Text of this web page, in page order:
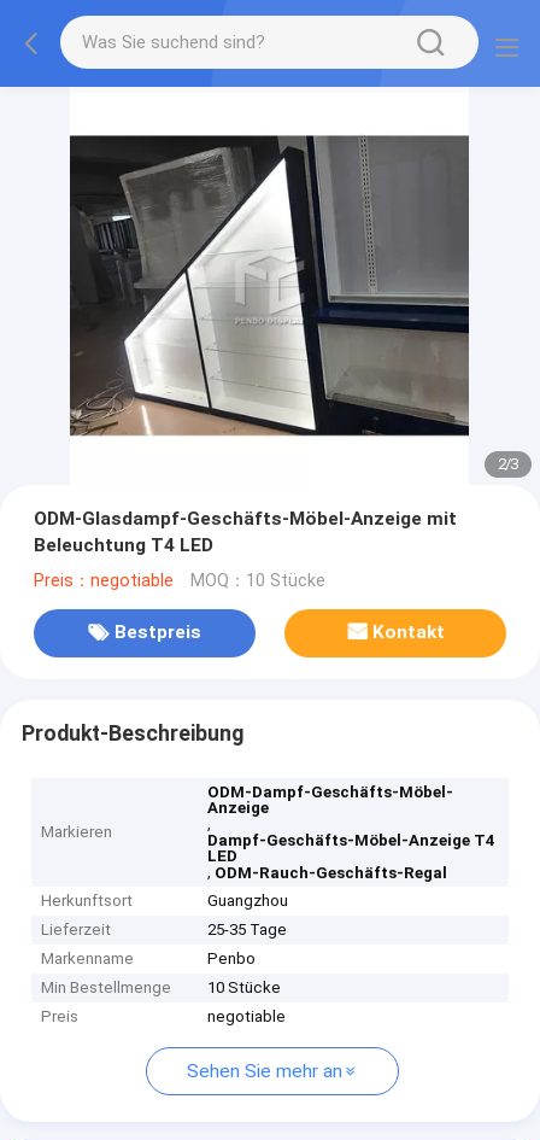
2/3
ODM-Glasdampf-Geschäfts-Möbel-Anzeige mit
Beleuchtung T4 LED
Preis：negotiable MOQ：10 Stücke
Bestpreis Kontakt
Produkt-Beschreibung
Markieren
ODM-Dampf-Geschäfts-Möbel-
Anzeige
,
Dampf-Geschäfts-Möbel-Anzeige T4
LED
, ODM-Rauch-Geschäfts-Regal
Herkunftsort
Guangzhou
Lieferzeit
25-35 Tage
Markenname
Penbo
Min Bestellmenge
10 Stücke
Preis
negotiable
Sehen Sie mehr an